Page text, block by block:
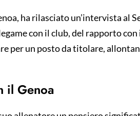
ha rilasciato un’intervista al
con il club, del rapporto
per un posto da titolare,
il Genoa